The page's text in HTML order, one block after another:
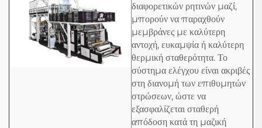
διαφορετικών ρητινών μαζί,
μπορούν να παραχθούν
μεμβράνες με καλύτερη
αντοχή, ευκαμψία ή καλύτερη
θερμική σταθερότητα. Το
σύστημα ελέγχου είναι ακριβές
στη διανομή των επιθυμητών
στρώσεων, ώστε να
εξασφαλίζεται σταθερή
απόδοση κατά τη μαζική